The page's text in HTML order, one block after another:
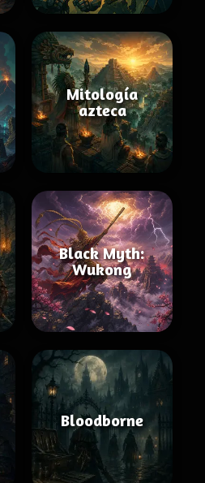
Mitología
azteca
Black Myth:
Wukong
Bloodborne